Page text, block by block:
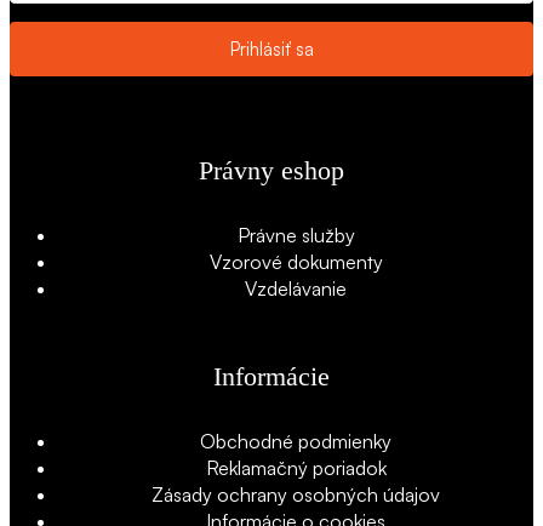
Prihlásiť sa
Právny eshop
Právne služby
Vzorové dokumenty
Vzdelávanie
Informácie
Obchodné podmienky
Reklamačný poriadok
Zásady ochrany osobných údajov